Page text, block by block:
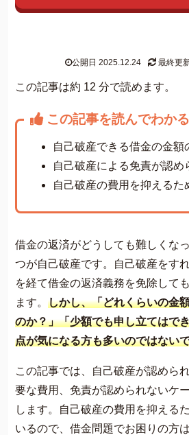
グリーン司法書士法人につい
グリーン司法書士法人のご紹介
無料相談の流れ
費用について
よくあるご質問
サイト内の画像等のご利用条件
公開日 2025.12.24 最終更
この記事は約 12 分で読めます。
この記事を読んでわか
自己破産できる借金の金額
自己破産による免責が認め
自己破産の費用を抑えるた
借金の返済がどうしても難しくな
つが自己破産です。自己破産をす
を経て借金の返済義務を免除して
ます。 しかし、「どれくらいの金
のか？」「少額でも申し立てはで
点が気になる方も多いのではない
この記事では、自己破産が認めら
要な費用、免責が認められないケ
します。自己破産の費用を抑える
いるので、借金問題でお困りの方